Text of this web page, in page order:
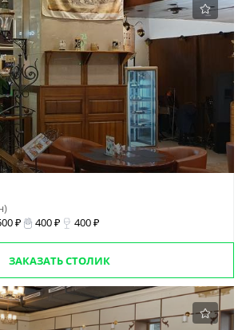
₽ 400 ₽ 400 ₽
ЗАКАЗАТЬ СТОЛИК